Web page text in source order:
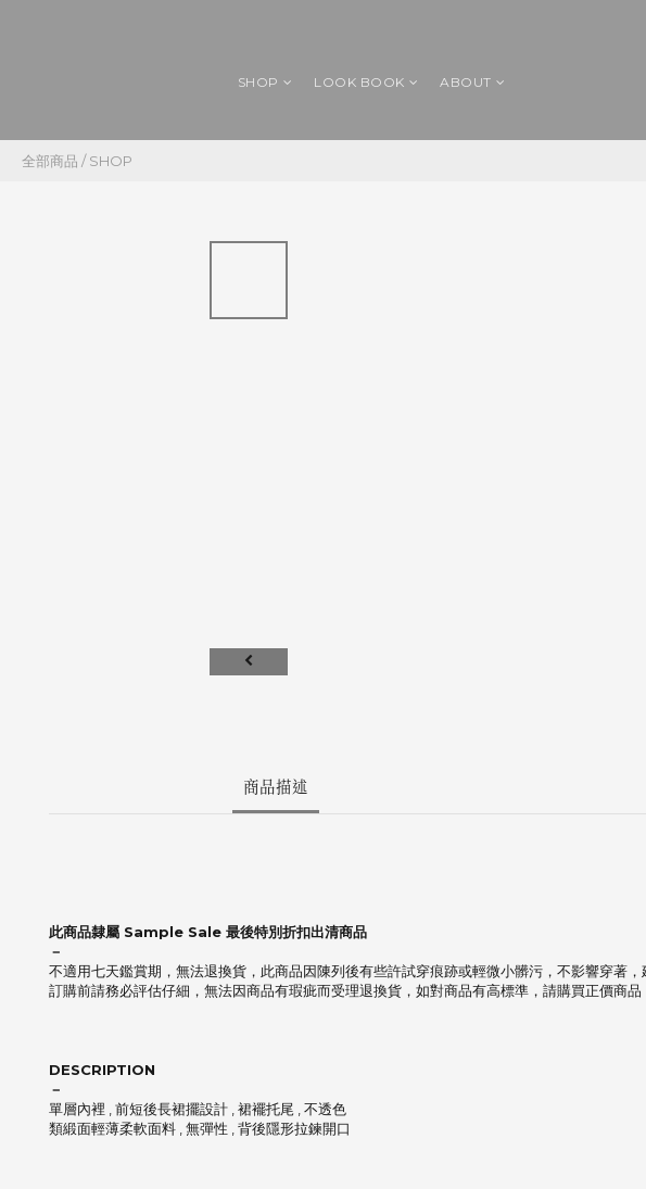
SHOP LOOK BOOK ABOUT
全部商品 /SHOP
商品描述
此商品隸屬 Sample Sale 最後特別折扣出清商品
－
不適用七天鑑賞期，無法退換貨，此商品因陳列後有些許試穿痕跡或輕微小髒污，不影響穿著，
訂購前請務必評估仔細，無法因商品有瑕疵而受理退換貨，如對商品有高標準，請購買正價商品
DESCRIPTION
－
單層內裡 , 前短後長裙擺設計 , 裙襬托尾 , 不透色
類緞面輕薄柔軟面料 , 無彈性 , 背後隱形拉鍊開口